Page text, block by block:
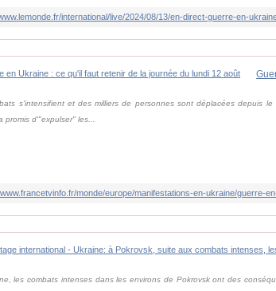
s'intensifient et des milliers de personnes sont déplacées depuis
promis d'"expulser" les...
monde/europe/manifestations-en-ukraine/guerre-
les combats intenses dans les environs de Pokrovsk ont des